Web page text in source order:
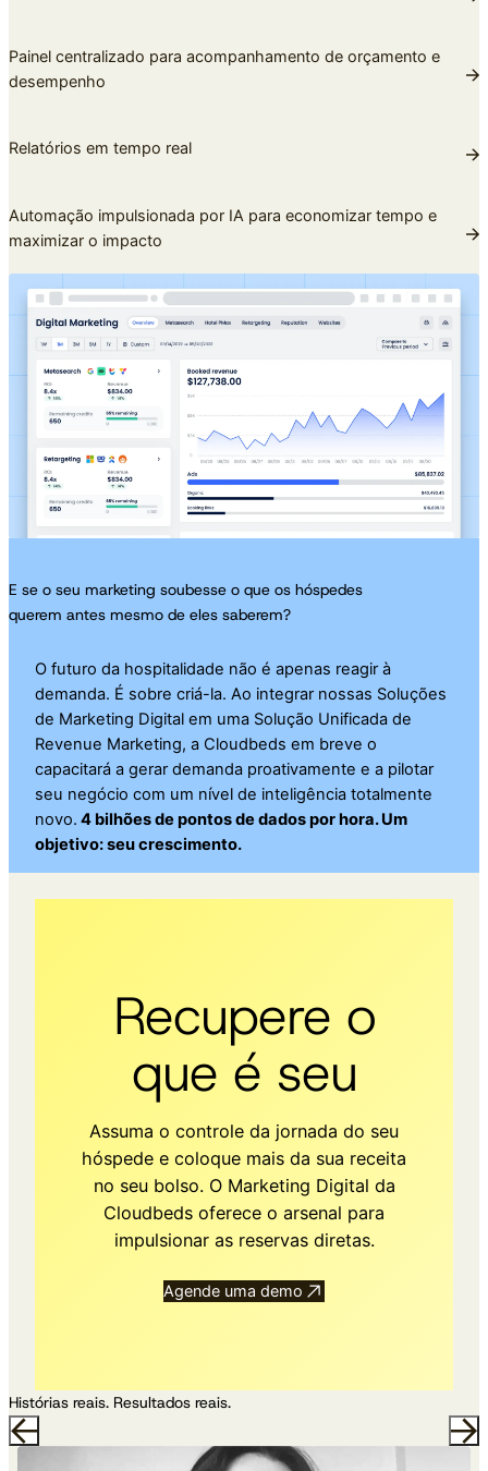
Painel centralizado para acompanhamento de orçamento e
desempenho
Relatórios em tempo real
Automação impulsionada por IA para economizar tempo e
maximizar o impacto
E se o seu marketing soubesse o que os hóspedes
querem antes mesmo de eles saberem?
O futuro da hospitalidade não é apenas reagir à
demanda. É sobre criá-la. Ao integrar nossas Soluções
de Marketing Digital em uma Solução Unificada de
Revenue Marketing, a Cloudbeds em breve o
capacitará a gerar demanda proativamente e a pilotar
seu negócio com um nível de inteligência totalmente
novo. 4 bilhões de pontos de dados por hora. Um
objetivo: seu crescimento.
Recupere o
que é seu
Assuma o controle da jornada do seu
hóspede e coloque mais da sua receita
no seu bolso. O Marketing Digital da
Cloudbeds oferece o arsenal para
impulsionar as reservas diretas.
Agende uma demo
Histórias reais. Resultados reais.